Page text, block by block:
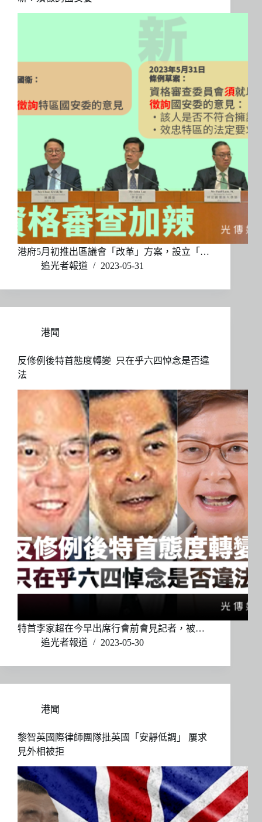
港府5月初推出區議會「改革」方案，設立「…
追光者報道
2023-05-31
港聞
反修例後特首態度轉變 只在乎六四悼念是否違
法
特首李家超在今早出席行會前會見記者，被…
追光者報道
2023-05-30
港聞
黎智英國際律師團隊批英國「安靜低調」 屢求
見外相被拒